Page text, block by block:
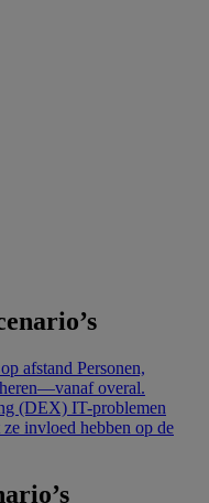
afstand Personen,
overal.
(DEX) IT-problemen
invloed hebben op de